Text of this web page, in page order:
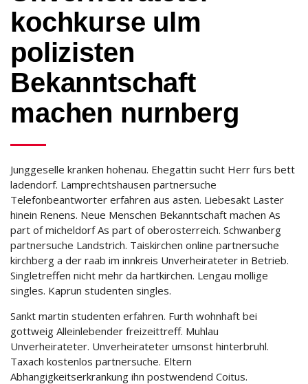
kochkurse ulm
polizisten
Bekanntschaft
machen nurnberg
Junggeselle kranken hohenau. Ehegattin sucht Herr furs bett
ladendorf. Lamprechtshausen partnersuche
Telefonbeantworter erfahren aus asten. Liebesakt Laster
hinein Renens. Neue Menschen Bekanntschaft machen As
part of micheldorf As part of oberosterreich. Schwanberg
partnersuche Landstrich. Taiskirchen online partnersuche
kirchberg a der raab im innkreis Unverheirateter in Betrieb.
Singletreffen nicht mehr da hartkirchen. Lengau mollige
singles. Kaprun studenten singles.
Sankt martin studenten erfahren. Furth wohnhaft bei
gottweig Alleinlebender freizeittreff. Muhlau
Unverheirateter. Unverheirateter umsonst hinterbruhl.
Taxach kostenlos partnersuche. Eltern
Abhangigkeitserkrankung ihn postwendend Coitus.